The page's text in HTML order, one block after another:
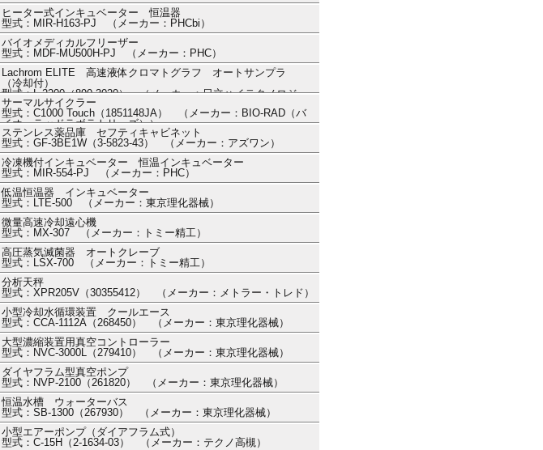
ヒーター式インキュベーター 恒温器
型式：MIR-H163-PJ （メーカー：PHCbi）
バイオメディカルフリーザー
型式：MDF-MU500H-PJ （メーカー：PHC）
Lachrom ELITE 高速液体クロマトグラフ オートサンプラ
（冷却付）
型式：L-2200（890-3020） （メーカー：日立ハイテクノロジー
ズ）
サーマルサイクラー
型式：C1000 Touch（1851148JA） （メーカー：BIO-RAD（バ
イオ・ラッドラボラトリーズ））
ステンレス薬品庫 セフティキャビネット
型式：GF-3BE1W（3-5823-43） （メーカー：アズワン）
冷凍機付インキュベーター 恒温インキュベーター
型式：MIR-554-PJ （メーカー：PHC）
低温恒温器 インキュベーター
型式：LTE-500 （メーカー：東京理化器械）
微量高速冷却遠心機
型式：MX-307 （メーカー：トミー精工）
高圧蒸気滅菌器 オートクレーブ
型式：LSX-700 （メーカー：トミー精工）
分析天秤
型式：XPR205V（30355412） （メーカー：メトラー・トレド）
小型冷却水循環装置 クールエース
型式：CCA-1112A（268450） （メーカー：東京理化器械）
大型濃縮装置用真空コントローラー
型式：NVC-3000L（279410） （メーカー：東京理化器械）
ダイヤフラム型真空ポンプ
型式：NVP-2100（261820） （メーカー：東京理化器械）
恒温水槽 ウォーターバス
型式：SB-1300（267930） （メーカー：東京理化器械）
小型エアーポンプ（ダイアフラム式）
型式：C-15H（2-1634-03） （メーカー：テクノ高槻）